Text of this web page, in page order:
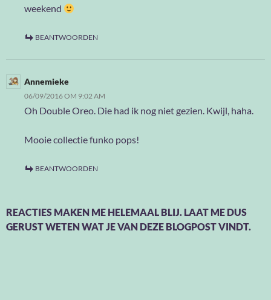
weekend
BEANTWOORDEN
Annemieke
06/09/2016 OM 9:02 AM
Oh Double Oreo. Die had ik nog niet gezien. Kwijl, haha.
Mooie collectie funko pops!
BEANTWOORDEN
REACTIES MAKEN ME HELEMAAL BLIJ. LAAT ME DUS
GERUST WETEN WAT JE VAN DEZE BLOGPOST VINDT.